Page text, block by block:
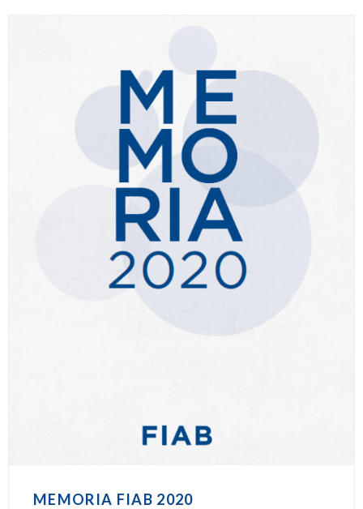
MEMORIA FIAB 2020